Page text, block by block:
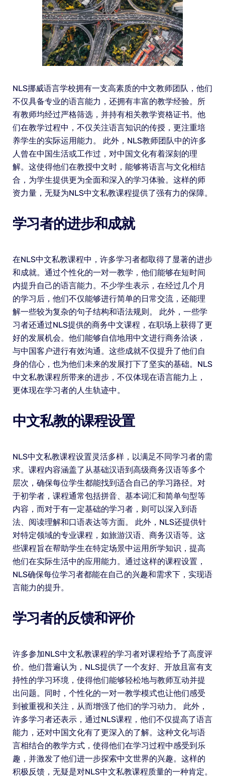
NLS挪威语言学校拥有一支高素质的中文教师团队，他们
不仅具备专业的语言能力，还拥有丰富的教学经验。所
有教师均经过严格筛选，并持有相关教学资格证书。他
们在教学过程中，不仅关注语言知识的传授，更注重培
养学生的实际运用能力。 此外，NLS教师团队中的许多
人曾在中国生活或工作过，对中国文化有着深刻的理
解。这使得他们在教授中文时，能够将语言与文化相结
合，为学生提供更为全面和深入的学习体验。这样的师
资力量，无疑为NLS中文私教课程提供了强有力的保障。
学习者的进步和成就
在NLS中文私教课程中，许多学习者都取得了显著的进步
和成就。通过个性化的一对一教学，他们能够在短时间
内提升自己的语言能力。不少学生表示，在经过几个月
的学习后，他们不仅能够进行简单的日常交流，还能理
解一些较为复杂的句子结构和语法规则。 此外，一些学
习者还通过NLS提供的商务中文课程，在职场上获得了更
好的发展机会。他们能够自信地用中文进行商务洽谈，
与中国客户进行有效沟通。这些成就不仅提升了他们自
身的信心，也为他们未来的发展打下了坚实的基础。NLS
中文私教课程所带来的进步，不仅体现在语言能力上，
更体现在学习者的人生轨迹中。
中文私教的课程设置
NLS中文私教课程设置灵活多样，以满足不同学习者的需
求。课程内容涵盖了从基础汉语到高级商务汉语等多个
层次，确保每位学生都能找到适合自己的学习路径。对
于初学者，课程通常包括拼音、基本词汇和简单句型等
内容，而对于有一定基础的学习者，则可以深入到语
法、阅读理解和口语表达等方面。 此外，NLS还提供针
对特定领域的专业课程，如旅游汉语、商务汉语等。这
些课程旨在帮助学生在特定场景中运用所学知识，提高
他们在实际生活中的应用能力。通过这样的课程设置，
NLS确保每位学习者都能在自己的兴趣和需求下，实现语
言能力的提升。
学习者的反馈和评价
许多参加NLS中文私教课程的学习者对课程给予了高度评
价。他们普遍认为，NLS提供了一个友好、开放且富有支
持性的学习环境，使得他们能够轻松地与教师互动并提
出问题。同时，个性化的一对一教学模式也让他们感受
到被重视和关注，从而增强了他们的学习动力。 此外，
许多学习者还表示，通过NLS课程，他们不仅提高了语言
能力，还对中国文化有了更深入的了解。这种文化与语
言相结合的教学方式，使得他们在学习过程中感受到乐
趣，并激发了他们进一步探索中文世界的兴趣。这样的
积极反馈，无疑是对NLS中文私教课程质量的一种肯定。